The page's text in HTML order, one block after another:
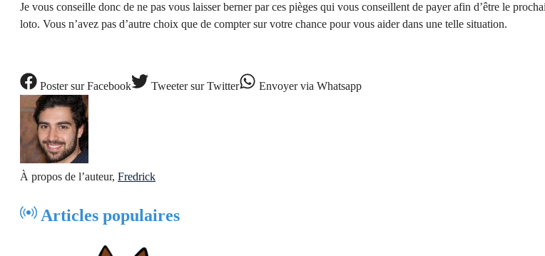
Je vous conseille donc de ne pas vous laisser berner par ces pièges qui vous conseillent de payer afin d’être le
loto. Vous n’avez pas d’autre choix que de compter sur votre chance pour vous aider dans une telle situation.
Postersur Facebook Tweetersur Twitter Envoyervia Whatsapp
À propos de l’auteur, Fredrick
Articles populaires